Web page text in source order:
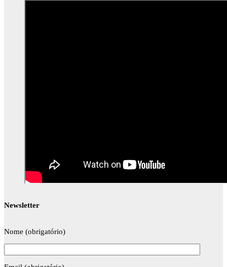
Newsletter
Nome (obrigatório)